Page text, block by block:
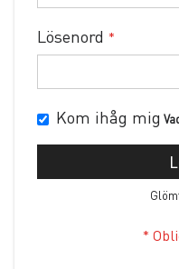
Lösenord
Kom ihåg mig